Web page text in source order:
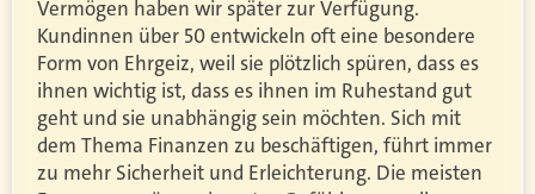
Vermögen haben wir später zur Verfügung.
Kundinnen über 50 entwickeln oft eine besondere
Form von Ehrgeiz, weil sie plötzlich spüren, dass es
ihnen wichtig ist, dass es ihnen im Ruhestand gut
geht und sie unabhängig sein möchten. Sich mit
dem Thema Finanzen zu beschäftigen, führt immer
zu mehr Sicherheit und Erleichterung. Die meisten